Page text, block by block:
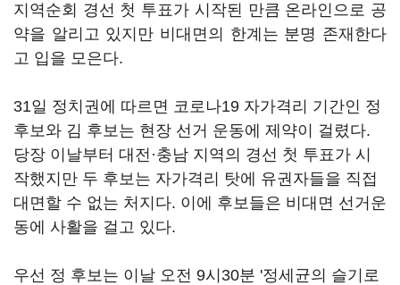
지역순회 경선 첫 투표가 시작된 만큼 온라인으로 공
약을 알리고 있지만 비대면의 한계는 분명 존재한다
고 입을 모은다.
31일 정치권에 따르면 코로나19 자가격리 기간인 정
후보와 김 후보는 현장 선거 운동에 제약이 걸렸다.
당장 이날부터 대전·충남 지역의 경선 첫 투표가 시
작했지만 두 후보는 자가격리 탓에 유권자들을 직접
대면할 수 없는 처지다. 이에 후보들은 비대면 선거운
동에 사활을 걸고 있다.
우선 정 후보는 이날 오전 9시30분 '정세균의 슬기로